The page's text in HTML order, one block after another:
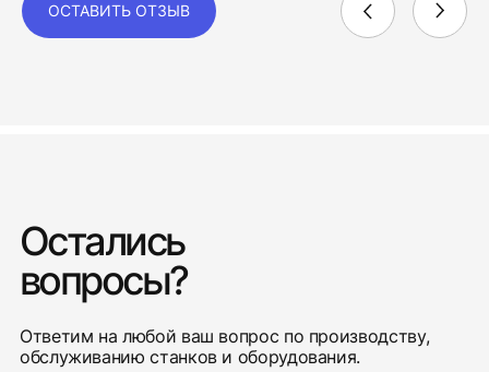
ОСТАВИТЬ ОТЗЫВ
Остались
вопросы?
Ответим на любой ваш вопрос по производству,
обслуживанию станков и оборудования.